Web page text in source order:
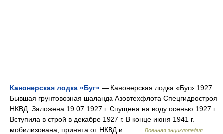
Канонерская лодка «Буг» — Канонерская лодка «Буг» 1927
Бывшая грунтовозная шаланда Азовтехфлота Спецгидростроя
НКВД. Заложена 19.07.1927 г. Спущена на воду осенью 1927 г.
Вступила в строй в декабре 1927 г. В конце июня 1941 г.
мобилизована, принята от НКВД и… …
Военная энциклопедия